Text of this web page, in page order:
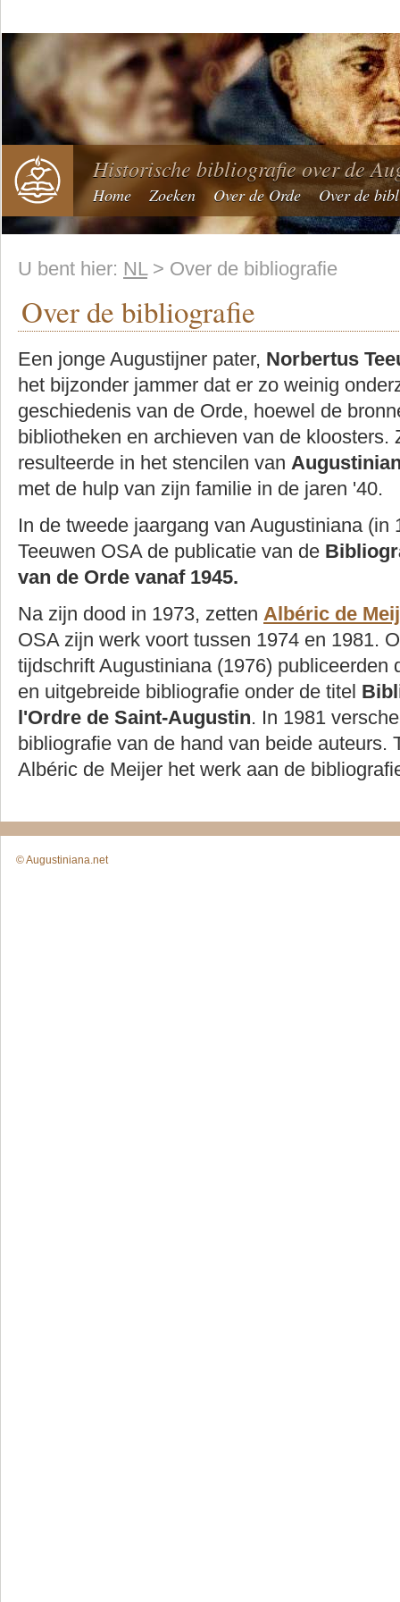
Historische bibliografie over de
Home Zoeken Over de Orde Over de
U bent hier: NL> Over de bibliografie
Over de bibliografie
Een jonge Augustijner pater, Norbertus
het bijzonder jammer dat er zo weinig
geschiedenis van de Orde, hoewel de
bibliotheken en archieven van de kloosters.
resulteerde in het stencilen van
met de hulp van zijn familie in de jaren '40.
In de tweede jaargang van Augustiniana (in
Teeuwen OSA de publicatie van de
van de Orde vanaf 1945.
Na zijn dood in 1973, zetten Albéric de
OSA zijn werk voort tussen 1974 en 1981.
tijdschrift Augustiniana (1976) publiceerden
en uitgebreide bibliografie onder de titel
l'Ordre de Saint-Augustin. In 1981
bibliografie van de hand van beide auteurs.
Albéric de Meijer het werk aan de
© Augustiniana.net